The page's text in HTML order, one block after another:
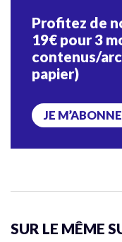
Profitez de
19€ pour 3
contenus/
papier)
JE M’ABONNE
SUR LE MÊME